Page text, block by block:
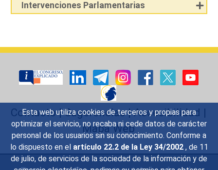
Esta web utiliza cookies de terceros y propias para
optimizar el servicio, no recaba ni cede datos de carácter
personal de los usuarios sin su conocimiento. Conforme a
lo dispuesto en el artículo 22.2 de la Ley 34/2002 , de 11
de julio, de servicios de la sociedad de la información y de
Intervenciones Parlamentarias
Contacto|Sugerencias|Accesibilidad |
Mapa Web